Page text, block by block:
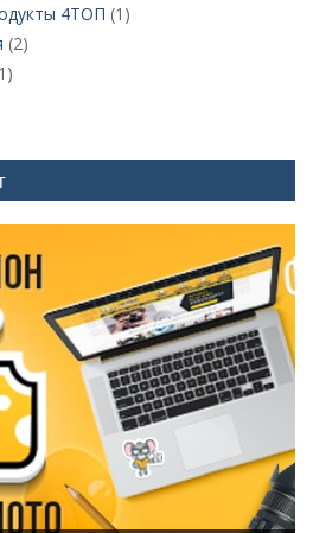
4ТОП (1)
(2)